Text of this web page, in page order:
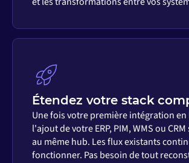
Étendez votre stack
Une fois votre première intégration en
l'ajout de votre ERP, PIM, WMS ou
au même hub. Les flux existants
fonctionner. Pas besoin de tout